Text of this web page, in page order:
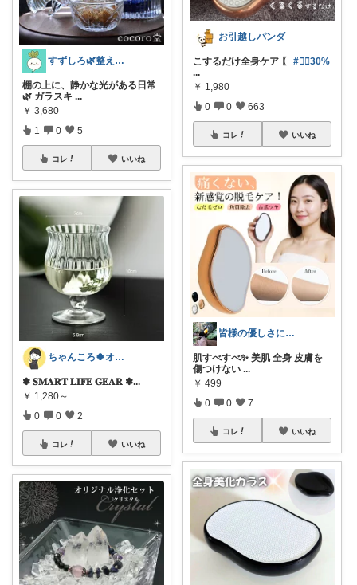
すずしろ🌿整えながら、ゆるく暮らす
棚の上に、静かな光がある日常
🌿 ガラスキ ...
￥ 3,680
1 0 5
コレ いいね
ちゃんころ🍀オリ写/インテリア/キッズ
✽ 𝐒𝐌𝐀𝐑𝐓 𝐋𝐈𝐅𝐄 𝐆𝐄𝐀𝐑 ✽ ​...
￥ 1,280～
0 0 2
コレ いいね
お引越しパンダ
こするだけ全身ケア 〖 #❤️‍🔥30%
...
￥ 1,980
0 0 663
コレ いいね
皆様の優しさに感謝です✨happyミルク
肌すべすべ✨ 美肌 全身 皮膚を
傷つけない ...
￥ 499
0 0 7
コレ いいね